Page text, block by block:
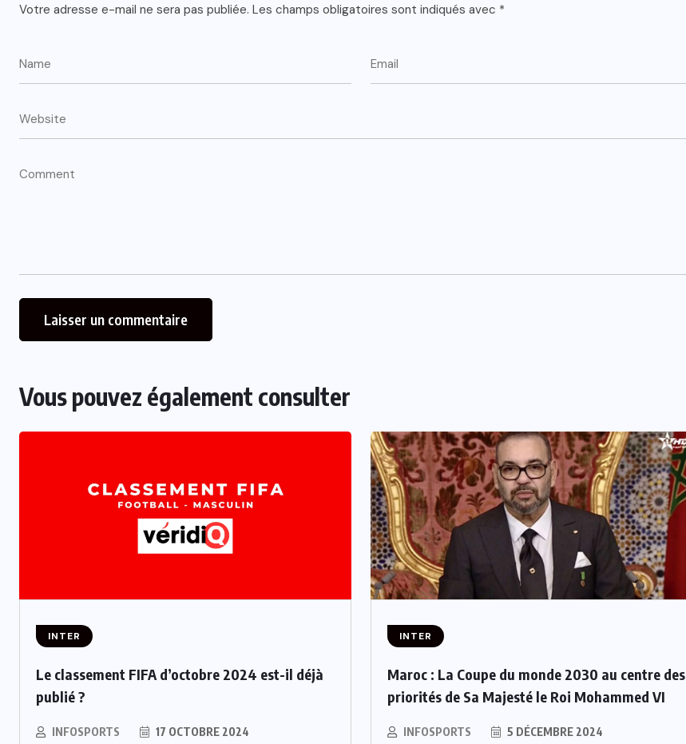
Votre adresse e-mail ne sera pas publiée. Les champs obligatoires sont indiqués avec *
Vous pouvez également consulter
INTER
Le classement FIFA d’octobre 2024 est-il déjà
publié ?
INFOSPORTS 17 OCTOBRE 2024
INTER
Maroc : La Coupe du monde 2030 au centre des
priorités de Sa Majesté le Roi Mohammed VI
INFOSPORTS 5 DÉCEMBRE 2024